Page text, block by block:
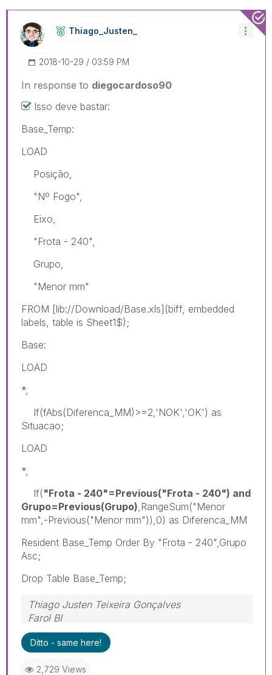
Thiago_Justen_
‎2018-10-29 03:59 PM
In response to diegocardoso90
Isso deve bastar:
Base_Temp:
LOAD
Posição,
"Nº Fogo",
Eixo,
"Frota - 240",
Grupo,
"Menor mm"
FROM [lib://Download/Base.xls](biff, embedded
labels, table is Sheet1$);
Base:
LOAD
*,
If(fAbs(Diferenca_MM)>=2,'NOK','OK') as
Situacao;
LOAD
*,
If("Frota - 240"=Previous("Frota - 240") and
Grupo=Previous(Grupo) ,RangeSum("Menor
mm",-Previous("Menor mm")),0) as Diferenca_MM
Resident Base_Temp Order By "Frota - 240",Grupo
Asc;
Drop Table Base_Temp;
Thiago Justen Teixeira Gonçalves
Farol BI
WhatsApp: 24 98152-1675
Skype: justen.thiago
Ditto - same here!
2,729 Views